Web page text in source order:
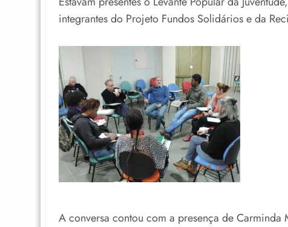
integrantes do Projeto Fundos Solidários e da
A conversa contou com a presença de